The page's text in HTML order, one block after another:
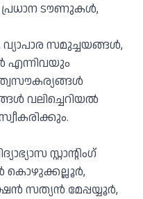
ടൗണുകൾ,
സമുച്ചയങ്ങൾ,
എന്നിവയും
വലിച്ചെറിയൽ
സ്റ്റാന്റിംഗ്
കൊഴുക്കല്ലൂർ,
സത്യൻ മേപ്പയ്യൂർ,